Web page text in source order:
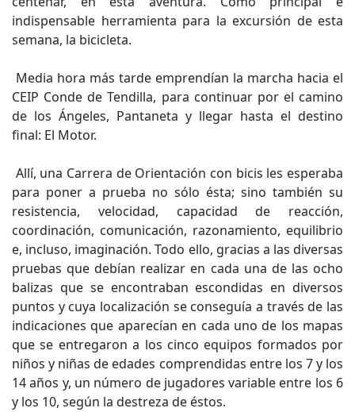
indispensable herramienta para la excursión de esta
semana, la bicicleta.
Media hora más tarde emprendían la marcha hacia el
CEIP Conde de Tendilla, para continuar por el camino
de los Ángeles, Pantaneta y llegar hasta el destino
final: El Motor.
Allí, una Carrera de Orientación con bicis les esperaba
para poner a prueba no sólo ésta; sino también su
resistencia, velocidad, capacidad de reacción,
coordinación, comunicación, razonamiento, equilibrio
e, incluso, imaginación. Todo ello, gracias a las diversas
pruebas que debían realizar en cada una de las ocho
balizas que se encontraban escondidas en diversos
puntos y cuya localización se conseguía a través de las
indicaciones que aparecían en cada uno de los mapas
que se entregaron a los cinco equipos formados por
niños y niñas de edades comprendidas entre los 7 y los
14 años y, un número de jugadores variable entre los 6
y los 10, según la destreza de éstos.